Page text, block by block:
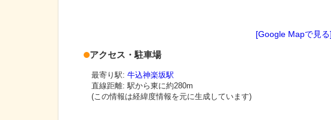
[Google Mapで見る]
アクセス・駐車場
最寄り駅: 牛込神楽坂駅
直線距離: 駅から東に約280m
(この情報は経緯度情報を元に生成しています)